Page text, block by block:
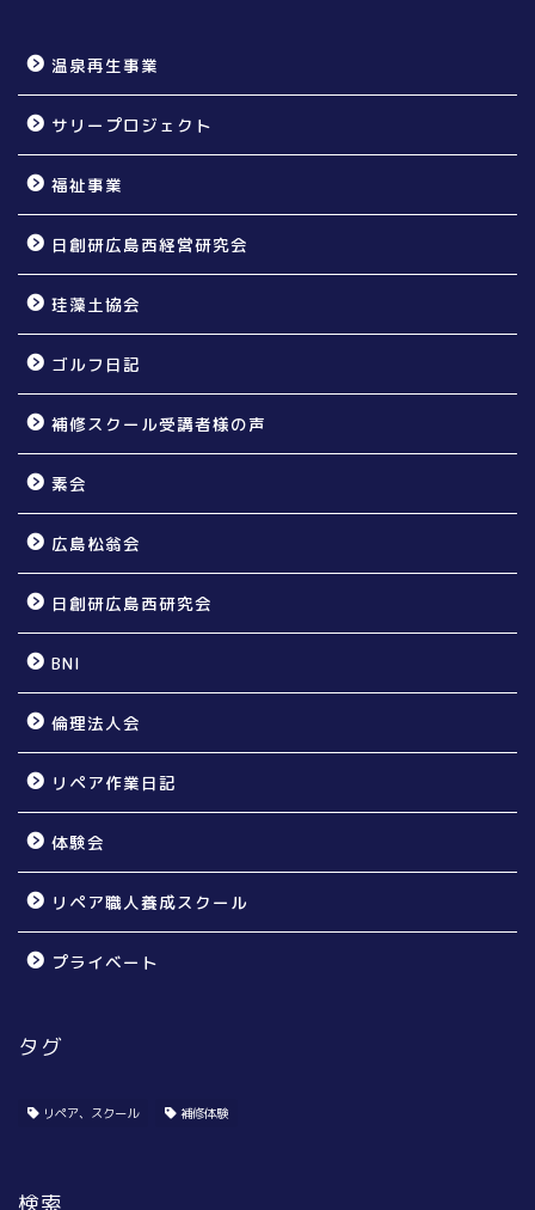
温泉再生事業
サリープロジェクト
福祉事業
日創研広島西経営研究会
珪藻土協会
ゴルフ日記
補修スクール受講者様の声
素会
広島松翁会
日創研広島西研究会
BNI
倫理法人会
リペア作業日記
体験会
リペア職人養成スクール
プライベート
タグ
リペア、スクール 補修体験
検索